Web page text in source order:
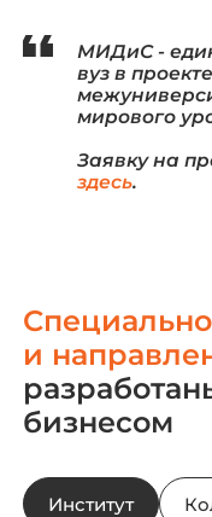
МИДиС -
вуз в
мирового
Заявку на
здесь.
и
бизнесом
Институт